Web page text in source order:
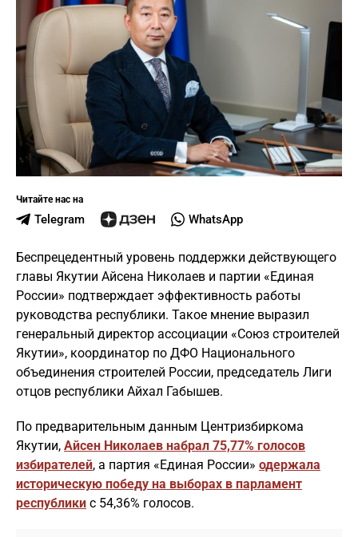
Читайте нас на
Telegram WhatsApp
Беспрецедентный уровень поддержки действующего
главы Якутии Айсена Николаев и партии «Единая
России» подтверждает эффективность работы
руководства республики. Такое мнение выразил
генеральный директор ассоциации «Союз строителей
Якутии», координатор по ДФО Национального
объединения строителей России, председатель Лиги
отцов республики Айхал Габышев.
По предварительным данным Центризбиркома
Якутии, Айсен Николаев набрал 75,77% голосов
избирателей, а партия «Единая России» одержала
историческую победу на выборах в парламент
республики с 54,36% голосов.